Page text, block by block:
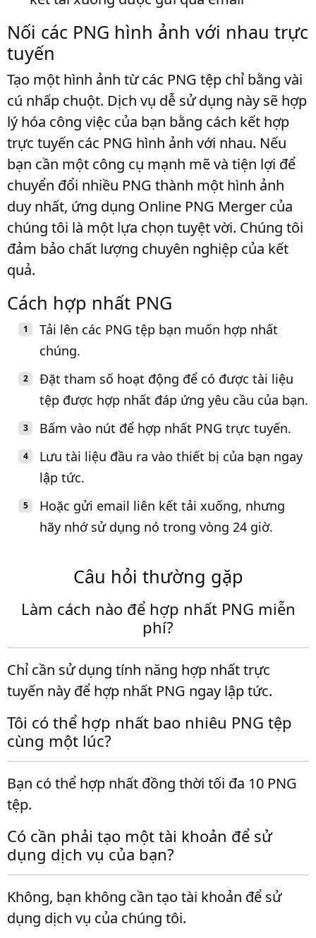
Nối các PNG hình ảnh với nhau trực
tuyến
Tạo một hình ảnh từ các PNG tệp chỉ bằng vài
cú nhấp chuột. Dịch vụ dễ sử dụng này sẽ hợp
lý hóa công việc của bạn bằng cách kết hợp
trực tuyến các PNG hình ảnh với nhau. Nếu
bạn cần một công cụ mạnh mẽ và tiện lợi để
chuyển đổi nhiều PNG thành một hình ảnh
duy nhất, ứng dụng Online PNG Merger của
chúng tôi là một lựa chọn tuyệt vời. Chúng tôi
đảm bảo chất lượng chuyên nghiệp của kết
quả.
Cách hợp nhất PNG
Tải lên các PNG tệp bạn muốn hợp nhất
chúng.
Đặt tham số hoạt động để có được tài liệu
tệp được hợp nhất đáp ứng yêu cầu của bạn.
Bấm vào nút để hợp nhất PNG trực tuyến.
Lưu tài liệu đầu ra vào thiết bị của bạn ngay
lập tức.
Hoặc gửi email liên kết tải xuống, nhưng
hãy nhớ sử dụng nó trong vòng 24 giờ.
Câu hỏi thường gặp
Làm cách nào để hợp nhất PNG miễn
phí?
Chỉ cần sử dụng tính năng hợp nhất trực
tuyến này để hợp nhất PNG ngay lập tức.
Tôi có thể hợp nhất bao nhiêu PNG tệp
cùng một lúc?
Bạn có thể hợp nhất đồng thời tối đa 10 PNG
tệp.
Có cần phải tạo một tài khoản để sử
dụng dịch vụ của bạn?
Không, bạn không cần tạo tài khoản để sử
dụng dịch vụ của chúng tôi.